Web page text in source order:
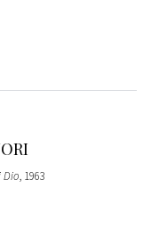
Dio, 1963